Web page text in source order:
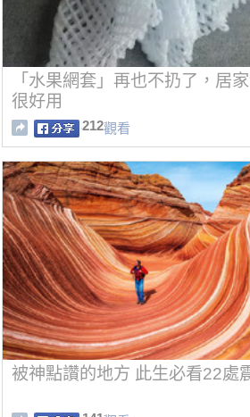
「水果網套」再也不扔了，居
很好用
212觀看
被神點讚的地方 此生必看22處